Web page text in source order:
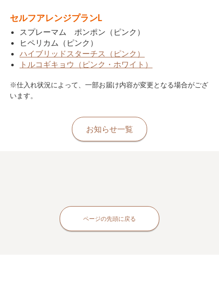
セルフアレンジプランL
スプレーマム ポンポン（ピンク）
ヒペリカム（ピンク）
ハイブリッドスターチス（ピンク）
トルコギキョウ（ピンク・ホワイト）
※仕入れ状況によって、一部お届け内容が変更となる場合がござ
います。
お知らせ一覧
ページの先頭に戻る